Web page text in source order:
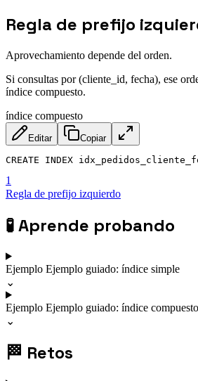
Regla de prefijo
Aprovechamiento depende del orden.
Si consultas por (cliente_id, fecha), ese
índice compuesto.
índice compuesto
Editar Copiar
CREATE INDEX
1
Regla de prefijo izquierdo
🧪Aprende probando
Ejemplo Ejemplo guiado: índice simple
⌄
Ejemplo Ejemplo guiado: índice compuesto
⌄
🏁 Retos